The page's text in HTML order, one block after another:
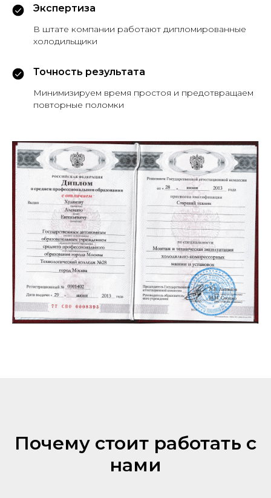
Экспертиза
В штате компании работают дипломированные
холодильщики
Точность результата
Минимизируем время простоя и предотвращаем
повторные поломки
Почему стоит работать с
нами